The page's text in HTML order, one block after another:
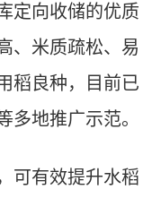
定向收储的优质
、米质疏松、易
稻良种，目前已
多地推广示范。
有效提升水稻